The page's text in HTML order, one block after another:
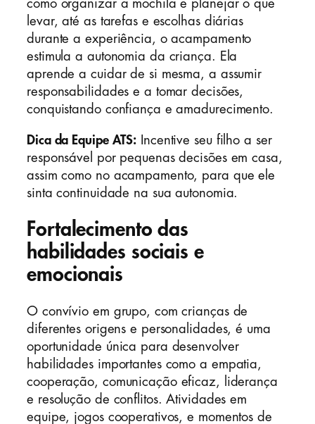
como organizar a mochila e planejar o que
levar, até as tarefas e escolhas diárias
durante a experiência, o acampamento
estimula a autonomia da criança. Ela
aprende a cuidar de si mesma, a assumir
responsabilidades e a tomar decisões,
conquistando confiança e amadurecimento.
Dica da Equipe ATS: Incentive seu filho a ser
responsável por pequenas decisões em casa,
assim como no acampamento, para que ele
sinta continuidade na sua autonomia.
Fortalecimento das
habilidades sociais e
emocionais
O convívio em grupo, com crianças de
diferentes origens e personalidades, é uma
oportunidade única para desenvolver
habilidades importantes como a empatia,
cooperação, comunicação eficaz, liderança
e resolução de conflitos. Atividades em
equipe, jogos cooperativos, e momentos de